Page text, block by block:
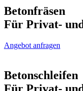
Betonfräsen
Für Privat-
Angebot anfragen
Betonschleifen
Für Privat-